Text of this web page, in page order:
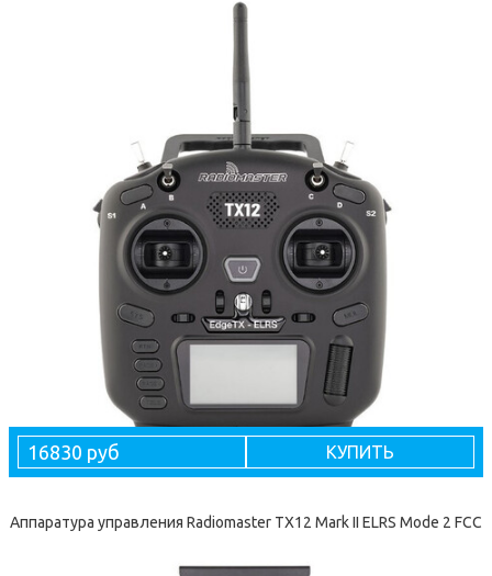
16830 руб КУПИТЬ
Аппаратура управления Radiomaster TX12 Mark II ELRS Mode 2 FCC